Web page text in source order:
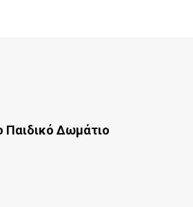
Παιδικό Δωμάτιο